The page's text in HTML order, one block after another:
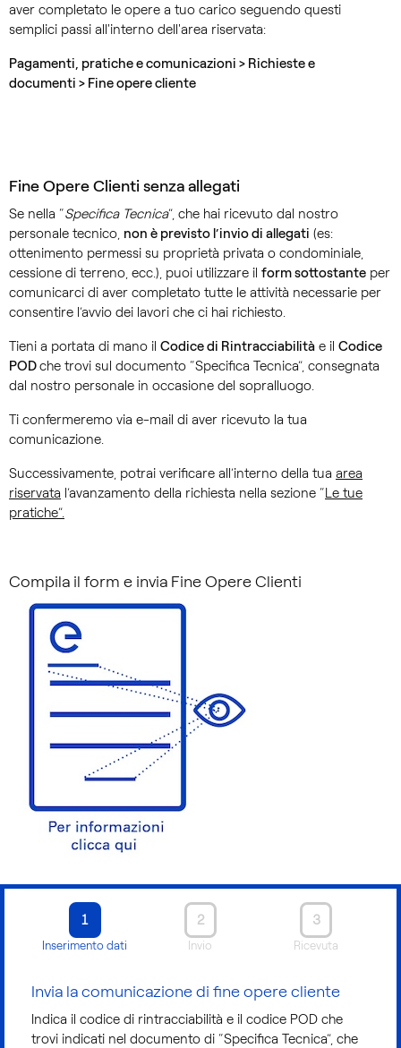
aver completato le opere a tuo carico seguendo questi
semplici passi all'interno dell'area riservata:
Pagamenti, pratiche e comunicazioni > Richieste e
documenti > Fine opere cliente
Fine Opere Clienti senza allegati
Se nella “Specifica Tecnica”, che hai ricevuto dal nostro
personale tecnico, non è previsto l’invio di allegati (es:
ottenimento permessi su proprietà privata o condominiale,
cessione di terreno, ecc.), puoi utilizzare il form sottostante per
comunicarci di aver completato tutte le attività necessarie per
consentire l’avvio dei lavori che ci hai richiesto.
Tieni a portata di mano il Codice di Rintracciabilità e il Codice
PODche trovi sul documento “Specifica Tecnica”, consegnata
dal nostro personale in occasione del sopralluogo.
Ti confermeremo via e-mail di aver ricevuto la tua
comunicazione.
Successivamente, potrai verificare all’interno della tua area
riservata l’avanzamento della richiesta nella sezione “Le tue
pratiche”.
Compila il form e invia Fine Opere Clienti
1
Inserimento dati
2
Invio
3
Ricevuta
Invia la comunicazione di fine opere cliente
Indica il codice di rintracciabilità e il codice POD che
trovi indicati nel documento di “Specifica Tecnica”, che